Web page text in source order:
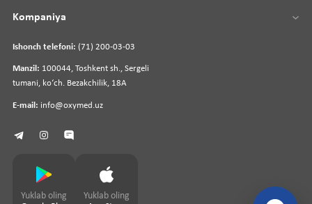
Ishonch telefoni: (71) 200-03-03
Manzil: 100044, Toshkent sh., Sergeli
tumani, koʻch. Bezakchilik, 18A
E-mail: info@oxymed.uz
Kompaniya
Yuklab oling
Yuklab oling